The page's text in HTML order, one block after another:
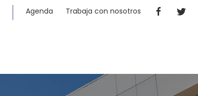
Agenda Trabaja con nosotros